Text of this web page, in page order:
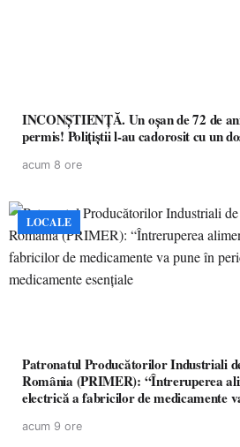
INCONȘTIENȚĂ. Un oșan de 72 de
permis! Polițiștii l-au cadorosit cu un
acum 8 ore
LOCALE
Patronatul Producătorilor Industriali
România (PRIMER): “Întreruperea
electrică a fabricilor de medicamente
acum 9 ore